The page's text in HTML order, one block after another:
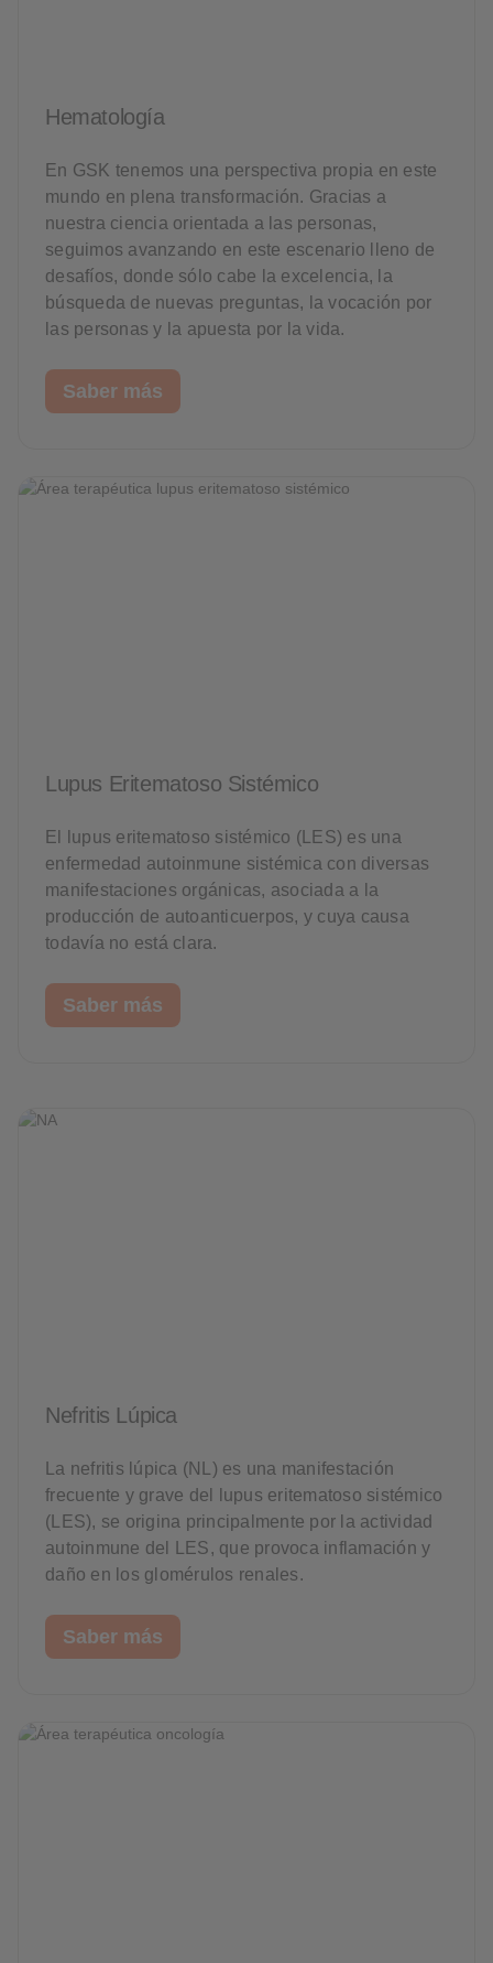
Hematología
En GSK tenemos una perspectiva propia en este
mundo en plena transformación. Gracias a
nuestra ciencia orientada a las personas,
seguimos avanzando en este escenario lleno de
desafíos, donde sólo cabe la excelencia, la
búsqueda de nuevas preguntas, la vocación por
las personas y la apuesta por la vida.
Saber más
Lupus Eritematoso Sistémico
El lupus eritematoso sistémico (LES) es una
enfermedad autoinmune sistémica con diversas
manifestaciones orgánicas, asociada a la
producción de autoanticuerpos, y cuya causa
todavía no está clara.
Saber más
Nefritis Lúpica
La nefritis lúpica (NL) es una manifestación
frecuente y grave del lupus eritematoso sistémico
(LES), se origina principalmente por la actividad
autoinmune del LES, que provoca inflamación y
daño en los glomérulos renales.
Saber más